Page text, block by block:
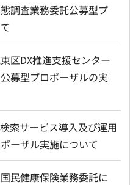
調査業務委託公募型プ
区DX推進支援センター
募型プロポーザルの実
索サービス導入及び運用
ーザル実施について
民健康保険業務委託に